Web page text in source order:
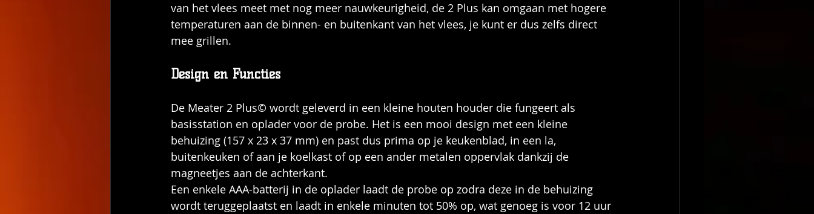
van het vlees meet met nog meer nauwkeurigheid, de 2 Plus kan omgaan met hogere
temperaturen aan de binnen- en buitenkant van het vlees, je kunt er dus zelfs direct
mee grillen.
Design en Functies
De Meater 2 Plus© wordt geleverd in een kleine houten houder die fungeert als
basisstation en oplader voor de probe. Het is een mooi design met een kleine
behuizing (157 x 23 x 37 mm) en past dus prima op je keukenblad, in een la,
buitenkeuken of aan je koelkast of op een ander metalen oppervlak dankzij de
magneetjes aan de achterkant.
Een enkele AAA-batterij in de oplader laadt de probe op zodra deze in de behuizing
wordt teruggeplaatst en laadt in enkele minuten tot 50% op, wat genoeg is voor 12 uur